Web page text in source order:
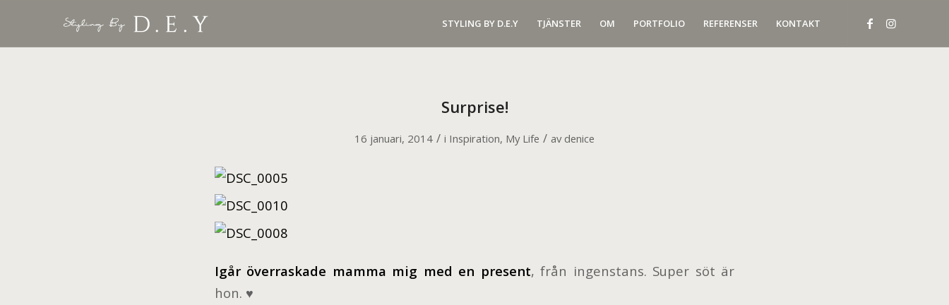
STYLING BY D.E.Y TJÄNSTER OM PORTFOLIO REFERENSER KONTAKT
Surprise!
16 januari, 2014 / i Inspiration, My Life / av denice
Igår överraskade mamma mig med en present, från ingenstans. Super söt är
hon. ♥